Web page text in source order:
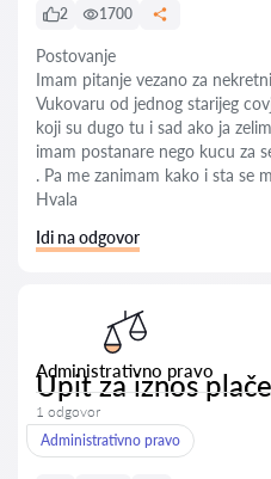
2 1700
Postovanje
Imam pitanje vezano za
Vukovaru od jednog starijeg
koji su dugo tu i sad ako ja
imam postanare nego kucu za
. Pa me zanimam kako i sta se
Hvala
Idi na odgovor
Administrativno pravo
Upit za iznos plače
1 odgovor
Administrativno pravo